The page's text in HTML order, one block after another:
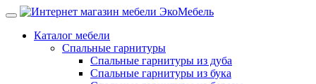
Каталог мебели
Спальные гарнитуры
Спальные гарнитуры из дуба
Спальные гарнитуры из бука